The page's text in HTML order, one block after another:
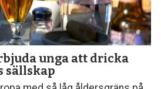
unga att dricka
sällskap